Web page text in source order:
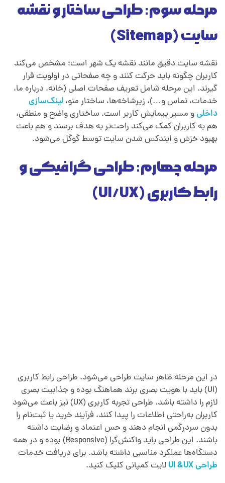
مرحله سوم: طراحی ساختار و نقشه
سایت (Sitemap)
نقشه سایت دقیق مانند نقشه یک شهر است؛ مشخص می‌کند
کاربران چگونه باید حرکت کنند و چه صفحاتی در اولویت قرار
گیرند. این مرحله شامل تعریف صفحات اصلی (خانه، درباره ما،
خدمات، تماس و…)، زیرشاخه‌ها، ساختار منو،لینک‌سازی
داخلیو مسیر پیمایش کاربر است. ساختاری واضح و منطقی،
هم به کاربران کمک می‌کند راحت‌تر به هدف برسند و هم باعث
بهبود خزش و ایندکس‌ شدن سایت توسط گوگل می‌شود.
مرحله چهارم: طراحی گرافیکی و
رابط کاربری (UI/UX)
در این مرحله ظاهر سایت طراحی می‌شود. طراحی رابط کاربری
(UI) باید با هویت بصری برند هماهنگ بوده و جذابیت بصری
لازم را داشته باشد. طراحی تجربه کاربری (UX) نیز باعث می‌شود
کاربران به‌راحتی اطلاعات را پیدا کنند، فرآیند خرید یا ثبت‌نام را
بدون سردرگمی انجام دهند و حس اعتماد و رضایت داشته
باشند. این طراحی باید واکنش‌گرا (Responsive) بوده و در همه
دستگاه‌ها عملکرد مناسبی داشته باشد. برای دریافت خدمات
طراحی UI &UX
لایت کمپانی کلیک کنید.